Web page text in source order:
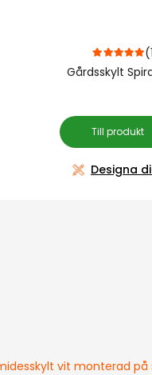
5.00 out of 5
Till produkt
Designa